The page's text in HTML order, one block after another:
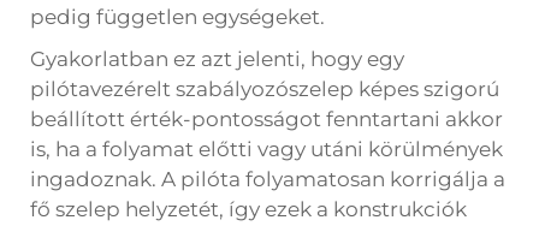
pedig független egységeket.
Gyakorlatban ez azt jelenti, hogy egy
pilótavezérelt szabályozószelep képes szigorú
beállított érték-pontosságot fenntartani akkor
is, ha a folyamat előtti vagy utáni körülmények
ingadoznak. A pilóta folyamatosan korrigálja a
fő szelep helyzetét, így ezek a konstrukciók